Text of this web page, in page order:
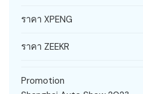
ราคา XPENG
ราคา ZEEKR
Promotion